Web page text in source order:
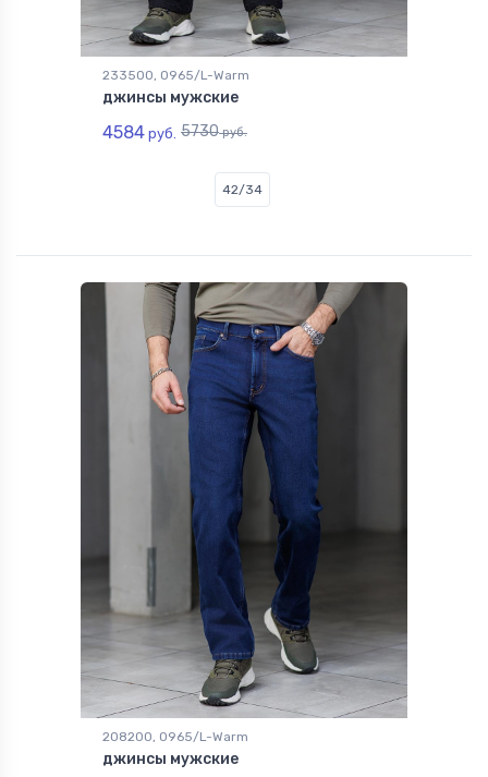
233500, 0965/L-Warm
джинсы мужские
4584 руб. 5730руб.
42/34
208200, 0965/L-Warm
джинсы мужские